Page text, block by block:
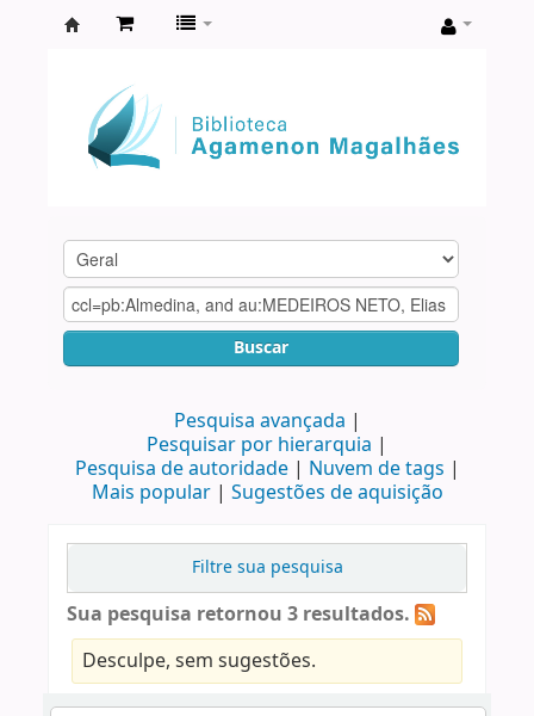
Agamenon
Magalhães
Buscar
Pesquisa avançada
Pesquisar por hierarquia
Pesquisa de autoridade
Nuvem de tags
Mais popular
Sugestões de aquisição
Filtre sua pesquisa
Sua pesquisa retornou 3 resultados.
Desculpe, sem sugestões.